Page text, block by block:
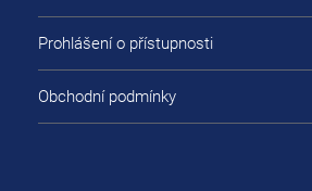
Prohlášení o přístupnosti
Obchodní podmínky